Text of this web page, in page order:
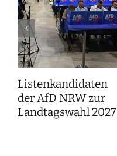
Listenkandidaten
der AfD NRW zur
Landtagswahl 2027